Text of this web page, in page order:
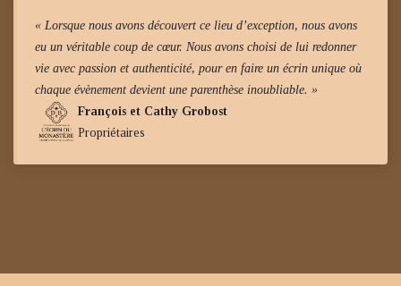
« Lorsque nous avons découvert ce lieu d’exception, nous avons
eu un véritable coup de cœur. Nous avons choisi de lui redonner
vie avec passion et authenticité, pour en faire un écrin unique où
chaque évènement devient une parenthèse inoubliable. »
François et Cathy Grobost
Propriétaires